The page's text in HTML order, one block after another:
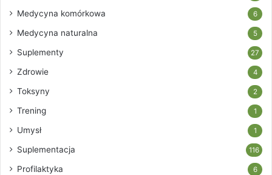
Medycyna komórkowa 6
Medycyna naturalna 5
Suplementy 27
Zdrowie 4
Toksyny 2
Trening 1
Umysł 1
Suplementacja 116
Profilaktyka 6